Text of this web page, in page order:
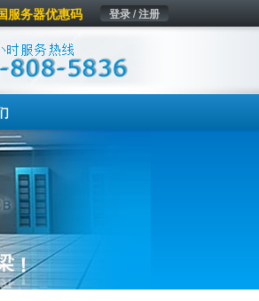
登录 / 注册
服务器优惠码